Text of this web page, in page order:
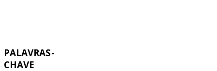
PALAVRAS-
CHAVE